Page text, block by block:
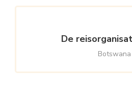
De
Botswana